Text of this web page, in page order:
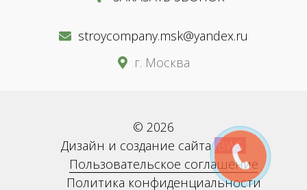
stroycompany.msk@yandex.ru
г. Москва
© 2026
Дизайн и создание сайтаBWS
Пользовательское соглашение
Политика конфиденциальности